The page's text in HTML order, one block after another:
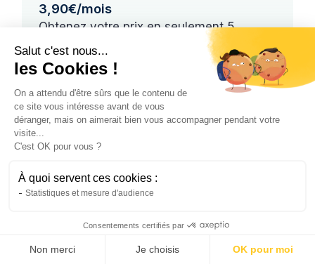
3,90€/mois
Obtenez votre prix en seulement 5
minutes, sans engagement.
En savoir plus
Natis
Salut c'est nous...
les Cookies !
On a attendu d'être sûrs que le contenu de
ce site vous intéresse avant de vous
déranger, mais on aimerait bien vous accompagner pendant votre
visite...
C'est OK pour vous ?
À quoi servent ces cookies :
Statistiques et mesure d'audience
Consentements certifiés par
Non merci Je choisis OK pour moi